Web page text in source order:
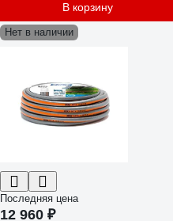
В корзину
Нет в наличии
Последняя цена
12 960 ₽